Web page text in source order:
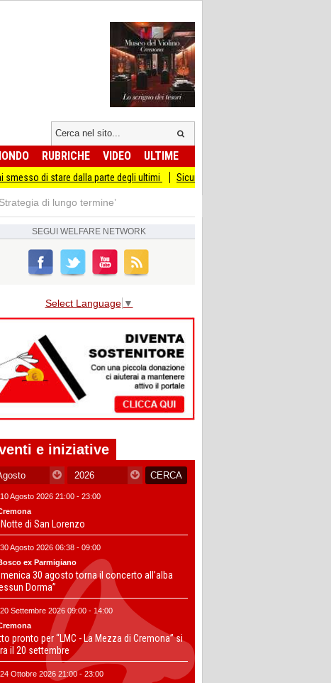
RUBRICHE VIDEO ULTIME
stare dalla parte degli ultimi Sicurezza I Giovani Democratici ribattono ai
di lungo termine’
SEGUI WELFARE NETWORK
Select Language ▼
e iniziative
10 Agosto 2026 21:00 - 23:00
Notte di San Lorenzo
30 Agosto 2026 06:38 - 09:00
ex Parmigiano
30 agosto torna il concerto all’alba
Dorma”
20 Settembre 2026 09:00 - 14:00
pronto per “LMC - La Mezza di Cremona” si
il 20 settembre
24 Ottobre 2026 21:00 - 23:00